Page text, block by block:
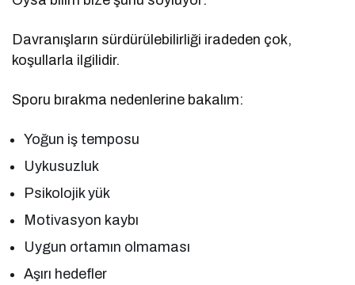
Davranışların sürdürülebilirliği iradeden çok,
koşullarla ilgilidir.
Sporu bırakma nedenlerine bakalım:
Yoğun iş temposu
Uykusuzluk
Psikolojik yük
Motivasyon kaybı
Uygun ortamın olmaması
Aşırı hedefler